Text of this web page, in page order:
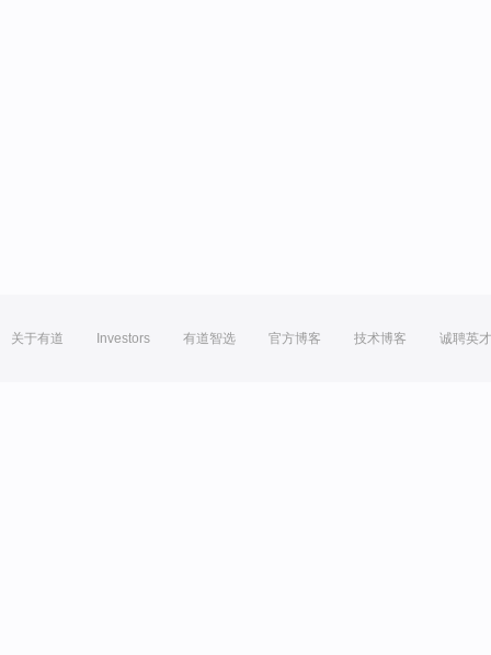
关于有道 Investors 有道智选 官方博客 技术博客 诚聘英才